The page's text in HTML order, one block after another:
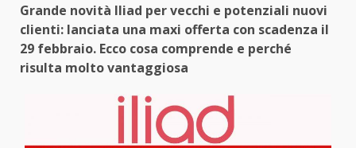
Grande novità Iliad per vecchi e potenziali nuovi
clienti: lanciata una maxi offerta con scadenza il
29 febbraio. Ecco cosa comprende e perché
risulta molto vantaggiosa